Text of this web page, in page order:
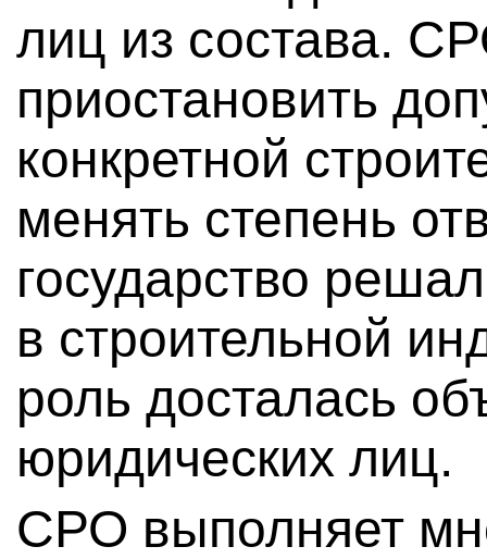
лиц из состава.
приостановить
конкретной
менять степень
государство
в строительной
роль досталась
юридических лиц.
СРО выполняет